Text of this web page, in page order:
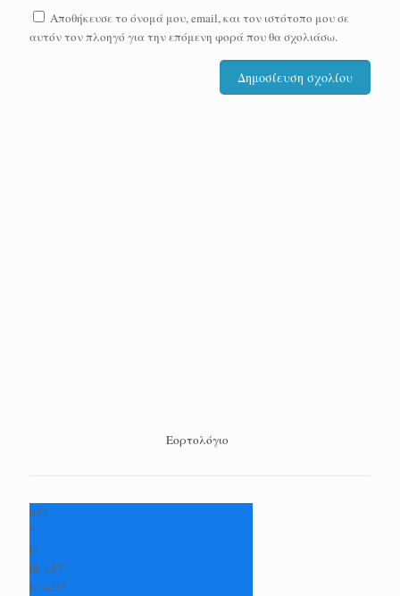
Αποθήκευσε το όνομά μου, email, και τον ιστότοπο μου σε
αυτόν τον πλοηγό για την επόμενη φορά που θα σχολιάσω.
Εορτολόγιο
+34
°
C
H: +37°
L: +25°